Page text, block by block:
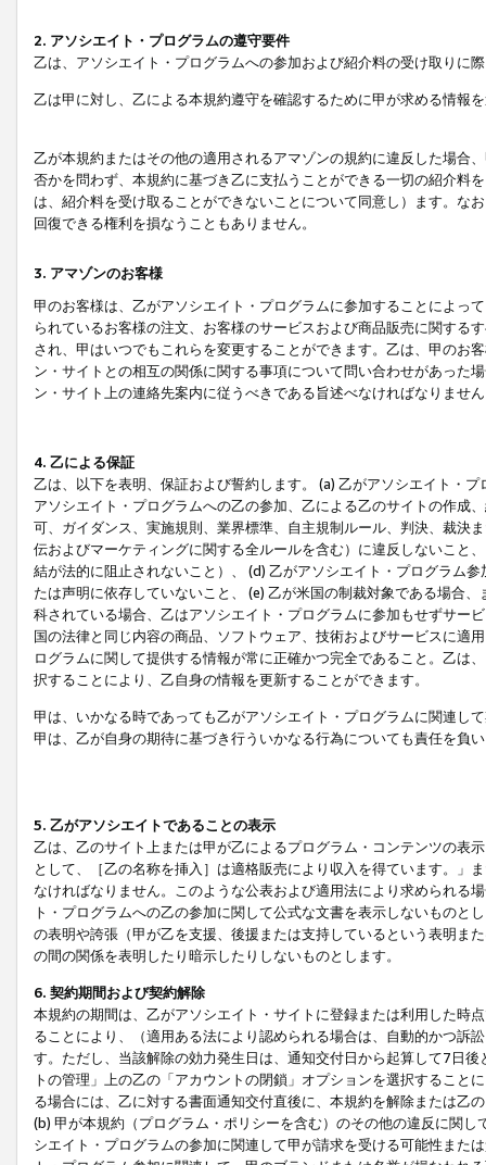
2. アソシエイト・プログラムの遵守要件
乙は、アソシエイト・プログラムへの参加および紹介料の受け取りに
乙は甲に対し、乙による本規約遵守を確認するために甲が求める情報
乙が本規約またはその他の適用されるアマゾンの規約に違反した場合
否かを問わず、本規約に基づき乙に支払うことができる一切の紹介料
は、紹介料を受け取ることができないことについて同意し）ます。な
回復できる権利を損なうこともありません。
3. アマゾンのお客様
甲のお客様は、乙がアソシエイト・プログラムに参加することによっ
られているお客様の注文、お客様のサービスおよび商品販売に関する
され、甲はいつでもこれらを変更することができます。乙は、甲のお
ン・サイトとの相互の関係に関する事項について問い合わせがあった
ン・サイト上の連絡先案内に従うべきである旨述べなければなりませ
4. 乙による保証
乙は、以下を表明、保証および誓約します。 (a) 乙がアソシエイト・
アソシエイト・プログラムへの乙の参加、乙による乙のサイトの作成
可、ガイダンス、実施規則、業界標準、自主規制ルール、判決、裁決
伝およびマーケティングに関する全ルールを含む）に違反しないこと
結が法的に阻止されないこと）、 (d) 乙がアソシエイト・プログラム
たは声明に依存していないこと、 (e) 乙が米国の制裁対象である場合
科されている場合、乙はアソシエイト・プログラムに参加もせずサー
国の法律と同じ内容の商品、ソフトウェア、技術およびサービスに適
ログラムに関して提供する情報が常に正確かつ完全であること。乙は
択することにより、乙自身の情報を更新することができます。
甲は、いかなる時であっても乙がアソシエイト・プログラムに関連し
甲は、乙が自身の期待に基づき行ういかなる行為についても責任を負
5. 乙がアソシエイトであることの表示
乙は、乙のサイト上または甲が乙によるプログラム・コンテンツの表
として、［乙の名称を挿入］は適格販売により収入を得ています。」
なければなりません。このような公表および適用法により求められる
ト・プログラムへの乙の参加に関して公式な文書を表示しないもの
の表明や誇張（甲が乙を支援、後援または支持しているという表明ま
の間の関係を表明したり暗示したりしないものとします。
6. 契約期間および契約解除
本規約の期間は、乙がアソシエイト・サイトに登録または利用した時
ることにより、（適用ある法により認められる場合は、自動的かつ訴
す。ただし、当該解除の効力発生日は、通知交付日から起算して7日
トの管理」上の乙の「アカウントの閉鎖」オプションを選択するこ
る場合には、乙に対する書面通知交付直後に、本規約を解除または乙
(b) 甲が本規約（プログラム・ポリシーを含む）のその他の違反に関
シエイト・プログラムの参加に関連して甲が請求を受ける可能性また